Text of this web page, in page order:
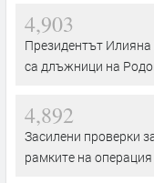
4,903
Президентът
са длъжници на
4,892
Засилени проверки
рамките на операция